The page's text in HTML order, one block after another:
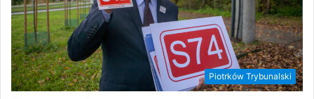
Piotrków Trybunalski